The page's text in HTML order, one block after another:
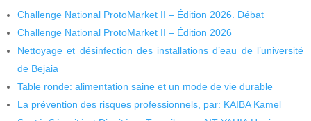
Challenge National ProtoMarket II – Édition 2026. Débat
Challenge National ProtoMarket II – Édition 2026
Nettoyage et désinfection des installations d’eau de l’université
de Bejaia
Table ronde: alimentation saine et un mode de vie durable
La prévention des risques professionnels, par: KAIBA Kamel